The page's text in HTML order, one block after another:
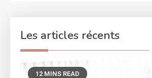
Les articles récents
12 MINS READ